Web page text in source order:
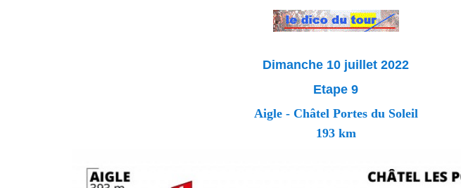
Dimanche 10 juillet 2022
Etape 9
Aigle - Châtel Portes du Soleil
193 km